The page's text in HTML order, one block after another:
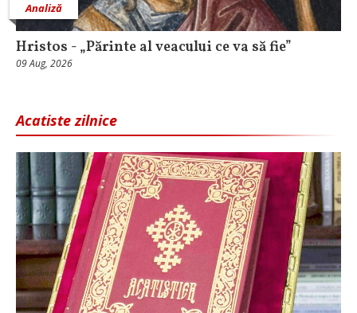
Analiză
Hristos - „Părinte al veacului ce va să fie”
09 Aug, 2026
Acatiste zilnice